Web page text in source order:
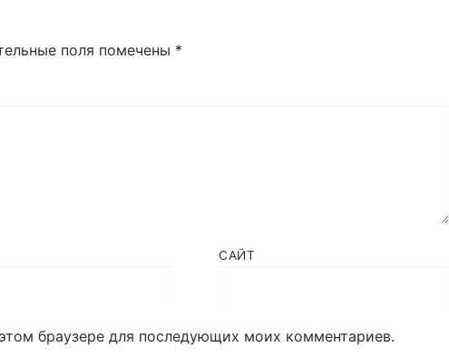
поля помечены *
САЙТ
браузере для последующих моих комментариев.